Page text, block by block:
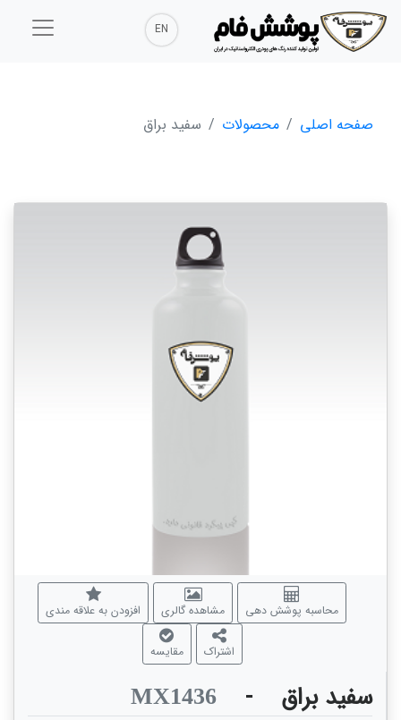
EN
صفحه اصلی محصولات سفید براق
محاسبه پوشش دهی مشاهده گالری افزودن به علاقه مندی
اشتراک مقایسه
سفید براق -
MX1436